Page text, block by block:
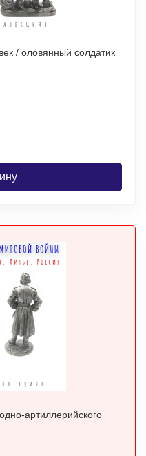
/ оловянный солдатик
артиллерийского